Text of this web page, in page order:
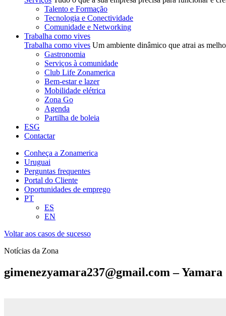
Talento e Formação
Tecnologia e Conectividade
Comunidade e Networking
Trabalha como vives
Trabalha como vives Um ambiente dinâmico que atrai as
Gastronomia
Serviços à comunidade
Club Life Zonamerica
Bem-estar e lazer
Mobilidade elétrica
Zona Go
Agenda
Partilha de boleia
ESG
Contactar
Conheça a Zonamerica
Uruguai
Perguntas frequentes
Portal do Cliente
Oportunidades de emprego
PT
ES
EN
Voltar aos casos de sucesso
Notícias da Zona
gimenezyamara237@gmail.com – Yamara